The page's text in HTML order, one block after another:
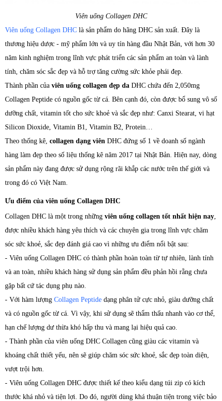
Viên uống Collagen DHC
Viên uống Collagen DHC là sản phẩm do hãng DHC sản xuất. Đây là
thương hiệu dược - mỹ phẩm lớn và uy tín hàng đầu Nhật Bản, với hơn 30
năm kinh nghiệm trong lĩnh vực phát triển các sản phẩm an toàn và lành
tính, chăm sóc sắc đẹp và hỗ trợ tăng cường sức khỏe phái đẹp.
Thành phần của viên uống collagen đẹp da DHC chứa đến 2,050mg
Collagen Peptide có nguồn gốc từ cá. Bên cạnh đó, còn được bổ sung vô số
dưỡng chất, vitamin tốt cho sức khoẻ và sắc đẹp như: Canxi Stearat, vi hạt
Silicon Dioxide, Vitamin B1, Vitamin B2, Protein…
Theo thống kê, collagen dạng viên DHC đứng số 1 về doanh số ngành
hàng làm đẹp theo số liệu thống kê năm 2017 tại Nhật Bản. Hiện nay, dòng
sản phẩm này đang được sử dụng rộng rãi khắp các nước trên thế giới và
trong đó có Việt Nam.
Ưu điểm của viên uống Collagen DHC
Collagen DHC là một trong những viên uống collagen tốt nhất hiện nay,
được nhiều khách hàng yêu thích và các chuyên gia trong lĩnh vực chăm
sóc sức khoẻ, sắc đẹp đánh giá cao vì những ưu điểm nổi bật sau:
- Viên uống Collagen DHC có thành phần hoàn toàn từ tự nhiên, lành tính
và an toàn, nhiều khách hàng sử dụng sản phẩm đều phản hồi rằng chưa
gặp bất cứ tác dụng phụ nào.
- Với hàm lượng Collagen Peptide dạng phân tử cực nhỏ, giàu dưỡng chất
và có nguồn gốc từ cá. Vì vậy, khi sử dụng sẽ thẩm thấu nhanh vào cơ thể,
hạn chế lượng dư thừa khó hấp thu và mang lại hiệu quả cao.
- Thành phần của viên uống DHC Collagen cũng giàu các vitamin và
khoáng chất thiết yếu, nên sẽ giúp chăm sóc sức khoẻ, sắc đẹp toàn diện,
vượt trội hơn.
- Viên uống Collagen DHC được thiết kế theo kiểu dạng túi zip có kích
thước khá nhỏ và tiện lợi. Do đó, người dùng khá thuận tiện trong việc bảo